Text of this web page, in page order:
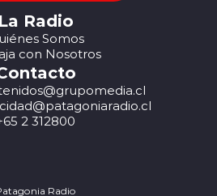
La Radio
Somos
con Nosotros
2 312800
Radio